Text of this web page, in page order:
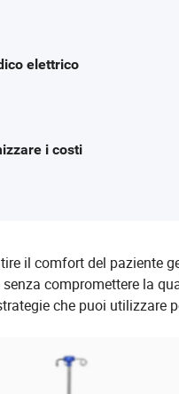
elettrico
i costi
il comfort del paziente
compromettere la
che puoi utilizzare